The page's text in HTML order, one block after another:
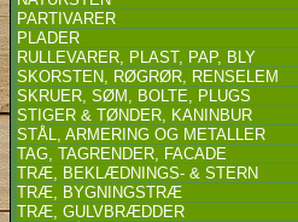
PARTIVARER
PLADER
RULLEVARER, PLAST, PAP, BLY
SKORSTEN, RØGRØR, RENSELEM
SKRUER, SØM, BOLTE, PLUGS
STIGER & TØNDER, KANINBUR
STÅL, ARMERING OG METALLER
TAG, TAGRENDER, FACADE
TRÆ, BEKLÆDNINGS- & STERN
TRÆ, BYGNINGSTRÆ
TRÆ, GULVBRÆDDER